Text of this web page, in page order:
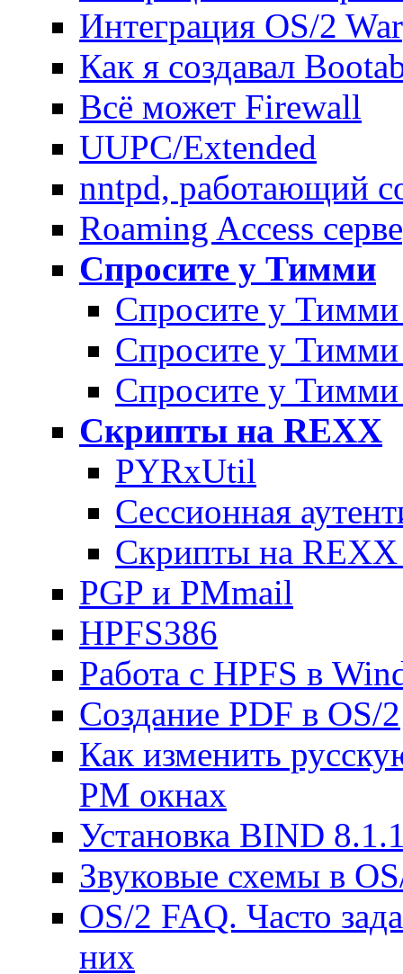
Интеграция OS/2
Как я создавал
Всё может Firewall
UUPC/Extended
nntpd, pаботающий
Roaming Access
Спросите у Тимми
Спросите у
Спросите у Тимми
Спросите у
Скрипты на REXX
PYRxUtil
Сессионная
Скрипты на REXX
PGP и PMmail
HPFS386
Работа с HPFS в
Создание PDF в OS/2
Как изменить
PM окнах
Установка BIND
Звуковые схемы в
OS/2 FAQ. Часто
них